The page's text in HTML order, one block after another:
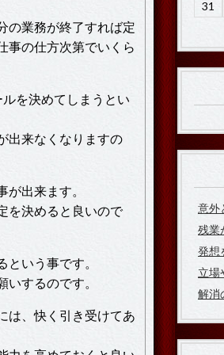
の業務が終了すれば定
事の仕方次第でいくら
を決めてしまうとい
出来なくなりますの
出来ます。
を決めると良いので
いう事です。
するのです。
は、快く引き受けてあ
31
意外
残業
発想
立場
解消